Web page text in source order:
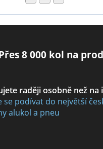
8 000 kol na
raději osobně než na
se podívat do největší
alukol a pneu